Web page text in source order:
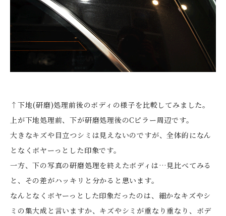
↑下地(研磨)処理前後のボディの様子を比較してみました。
上が下地処理前、下が研磨処理後のCピラー周辺です。
大きなキズや目立つシミは見えないのですが、全体的になん
となくボヤーっとした印象です。
一方、下の写真の研磨処理を終えたボディは…見比べてみる
と、その差がハッキリと分かると思います。
なんとなくボヤーっとした印象だったのは、細かなキズやシ
ミの集大成と言いますか、キズやシミが重なり重なり、ボデ